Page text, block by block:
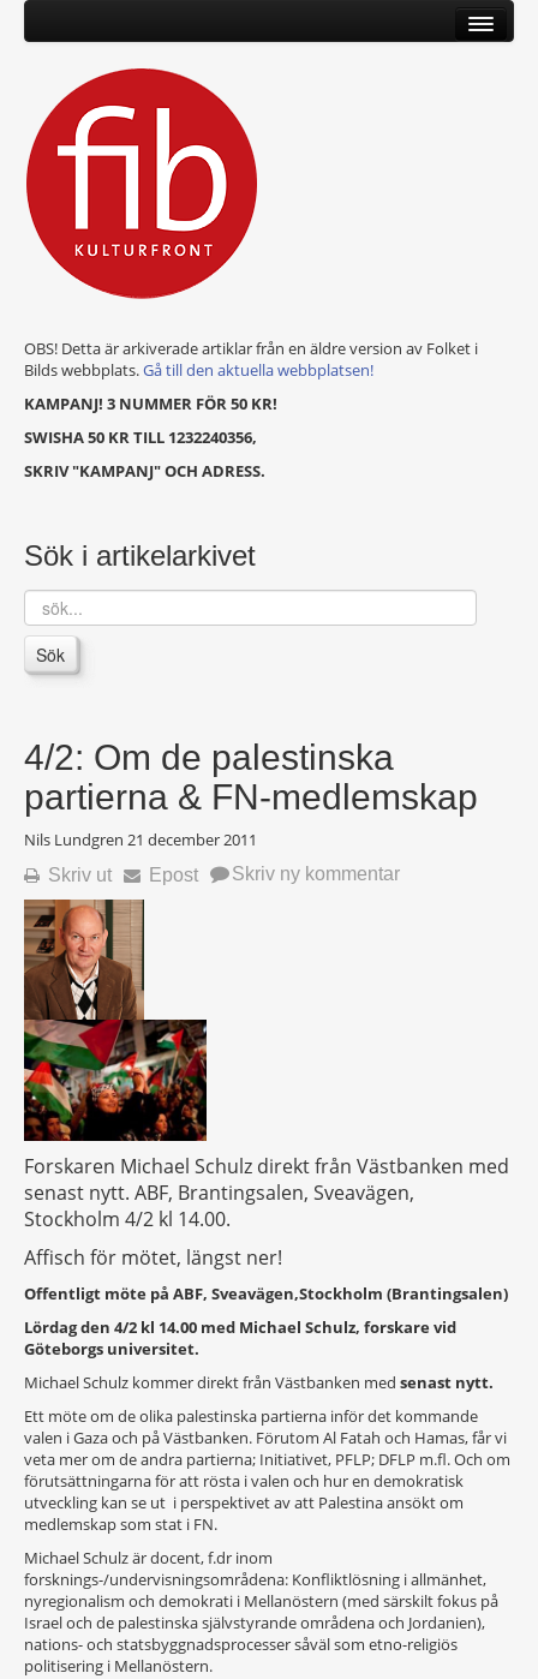
OBS! Detta är arkiverade artiklar från en äldre version av Folket i
Bilds webbplats.Gå till den aktuella webbplatsen!
KAMPANJ! 3 NUMMER FÖR 50 KR!
SWISHA 50 KR TILL 1232240356,
SKRIV "KAMPANJ" OCH ADRESS.
Sök i artikelarkivet
sök...
Sök
4/2: Om de palestinska
partierna & FN-medlemskap
Nils Lundgren 21 december 2011
Skriv ut Epost Skriv ny kommentar
Forskaren Michael Schulz direkt från Västbanken med
senast nytt. ABF, Brantingsalen, Sveavägen,
Stockholm 4/2 kl 14.00.
Affisch för mötet, längst ner!
Offentligt möte på ABF, Sveavägen,Stockholm (Brantingsalen)
Lördag den 4/2 kl 14.00 med Michael Schulz, forskare vid
Göteborgs universitet.
Michael Schulz kommer direkt från Västbanken med senast nytt.
Ett möte om de olika palestinska partierna inför det kommande
valen i Gaza och på Västbanken. Förutom Al Fatah och Hamas, får vi
veta mer om de andra partierna; Initiativet, PFLP; DFLP m.fl. Och om
förutsättningarna för att rösta i valen och hur en demokratisk
utveckling kan se ut i perspektivet av att Palestina ansökt om
medlemskap som stat i FN.
Michael Schulz är docent, f.dr inom
forsknings-/undervisningsområdena: Konfliktlösning i allmänhet,
nyregionalism och demokrati i Mellanöstern (med särskilt fokus på
Israel och de palestinska självstyrande områdena och Jordanien),
nations- och statsbyggnadsprocesser såväl som etno-religiös
politisering i Mellanöstern.